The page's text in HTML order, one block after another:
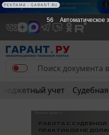
Бюджетный учет
56 Автоматическое
РЕКЛАМА • GARANT.RU